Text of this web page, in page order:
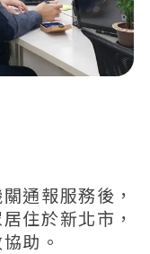
通報服務後，
住於新北市，
助。